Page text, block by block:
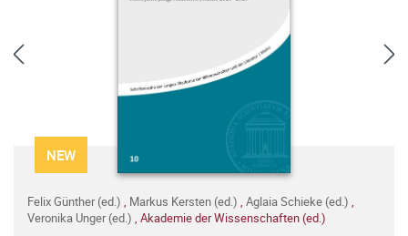
NEW
Felix Günther (ed.) , Markus Kersten (ed.) , Aglaia Schieke (ed.) ,
Veronika Unger (ed.) , Akademie der Wissenschaften (ed.)